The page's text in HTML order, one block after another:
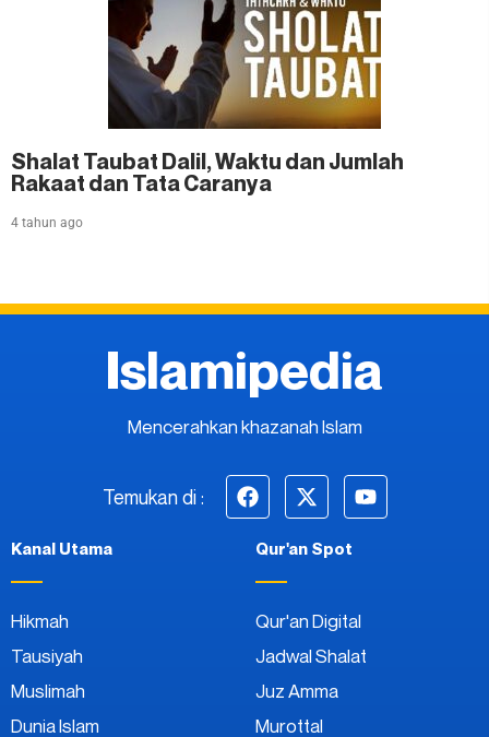
Shalat Taubat Dalil, Waktu dan Jumlah
Rakaat dan Tata Caranya
4 tahun ago
Islamipedia
Mencerahkan khazanah Islam
Temukan di :
Kanal Utama
Hikmah
Tausiyah
Muslimah
Dunia Islam
Qur'an Spot
Qur'an Digital
Jadwal Shalat
Juz Amma
Murottal